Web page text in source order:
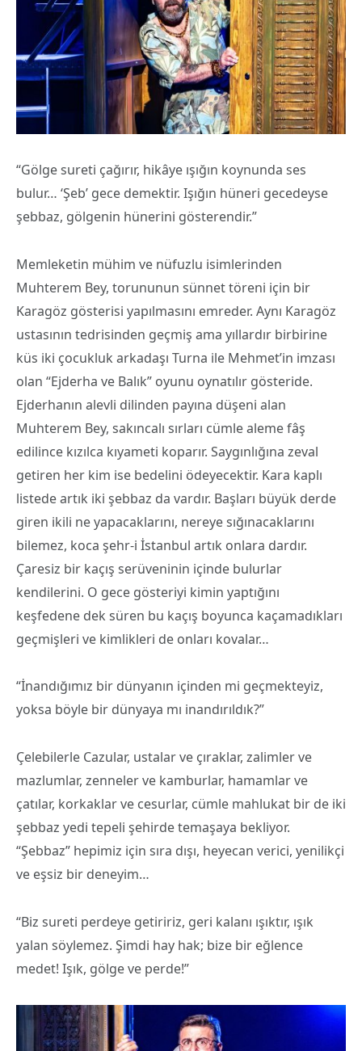
“Gölge sureti çağırır, hikâye ışığın koynunda ses
bulur… ‘Şeb’ gece demektir. Işığın hüneri gecedeyse
şebbaz, gölgenin hünerini gösterendir.”
Memleketin mühim ve nüfuzlu isimlerinden
Muhterem Bey, torununun sünnet töreni için bir
Karagöz gösterisi yapılmasını emreder. Aynı Karagöz
ustasının tedrisinden geçmiş ama yıllardır birbirine
küs iki çocukluk arkadaşı Turna ile Mehmet’in imzası
olan “Ejderha ve Balık” oyunu oynatılır gösteride.
Ejderhanın alevli dilinden payına düşeni alan
Muhterem Bey, sakıncalı sırları cümle aleme fâş
edilince kızılca kıyameti koparır. Saygınlığına zeval
getiren her kim ise bedelini ödeyecektir. Kara kaplı
listede artık iki şebbaz da vardır. Başları büyük derde
giren ikili ne yapacaklarını, nereye sığınacaklarını
bilemez, koca şehr-i İstanbul artık onlara dardır.
Çaresiz bir kaçış serüveninin içinde bulurlar
kendilerini. O gece gösteriyi kimin yaptığını
keşfedene dek süren bu kaçış boyunca kaçamadıkları
geçmişleri ve kimlikleri de onları kovalar…
“İnandığımız bir dünyanın içinden mi geçmekteyiz,
yoksa böyle bir dünyaya mı inandırıldık?”
Çelebilerle Cazular, ustalar ve çıraklar, zalimler ve
mazlumlar, zenneler ve kamburlar, hamamlar ve
çatılar, korkaklar ve cesurlar, cümle mahlukat bir de iki
şebbaz yedi tepeli şehirde temaşaya bekliyor.
“Şebbaz” hepimiz için sıra dışı, heyecan verici, yenilikçi
ve eşsiz bir deneyim…
“Biz sureti perdeye getiririz, geri kalanı ışıktır, ışık
yalan söylemez. Şimdi hay hak; bize bir eğlence
medet! Işık, gölge ve perde!”